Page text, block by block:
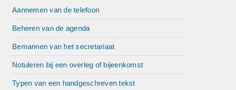
Aannemen van de telefoon
Beheren van de agenda
Bemannen van het secretariaat
Notuleren bij een overleg of bijeenkomst
Typen van een handgeschreven tekst